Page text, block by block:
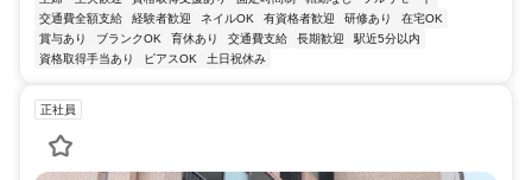
交通費全額支給
経験者歓迎 ネイルOK 有資格者歓迎 研修あり
在宅OK
賞与あり
ブランクOK 育休あり 交通費支給 長期歓迎
駅近5分以内
資格取得手当あり
ピアスOK 土日祝休み
正社員